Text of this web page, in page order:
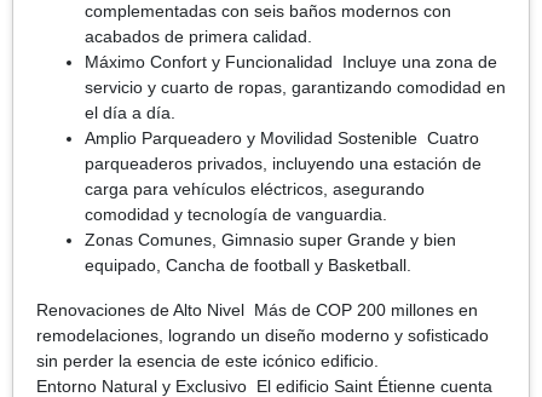
complementadas con seis baños modernos con
acabados de primera calidad.
Máximo Confort y Funcionalidad Incluye una zona de
servicio y cuarto de ropas, garantizando comodidad en
el día a día.
Amplio Parqueadero y Movilidad Sostenible Cuatro
parqueaderos privados, incluyendo una estación de
carga para vehículos eléctricos, asegurando
comodidad y tecnología de vanguardia.
Zonas Comunes, Gimnasio super Grande y bien
equipado, Cancha de football y Basketball.
Renovaciones de Alto Nivel Más de COP 200 millones en
remodelaciones, logrando un diseño moderno y sofisticado
sin perder la esencia de este icónico edificio.
Entorno Natural y Exclusivo El edificio Saint Étienne cuenta